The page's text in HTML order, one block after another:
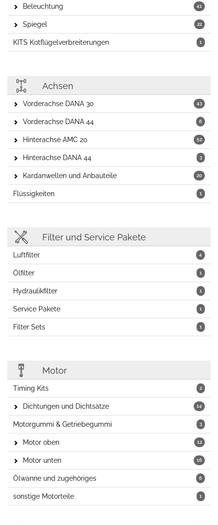
41
Beleuchtung
22
Spiegel
1
KITS Kotflügelverbreiterungen
Achsen
43
Vorderachse DANA 30
6
Vorderachse DANA 44
52
Hinterachse AMC 20
3
Hinterachse DANA 44
20
Kardanwellen und Anbauteile
1
Flüssigkeiten
Filter und Service Pakete
4
Luftfilter
1
Ölfilter
1
Hydraulikfilter
1
Service Pakete
1
Filter Sets
Motor
2
Timing Kits
14
Dichtungen und Dichtsätze
3
Motorgummi & Getriebegummi
12
Motor oben
16
Motor unten
6
Ölwanne und zugehöriges
1
sonstige Motorteile